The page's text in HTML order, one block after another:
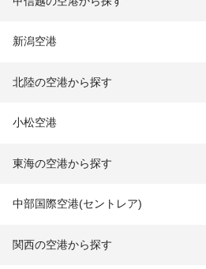
新潟空港
北陸の空港から探す
小松空港
東海の空港から探す
中部国際空港(セントレア)
関西の空港から探す